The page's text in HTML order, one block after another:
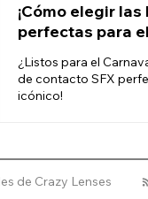
¡Cómo elegir
perfectas para
¿Listos para el
de contacto SFX
icónico!
de Crazy Lenses